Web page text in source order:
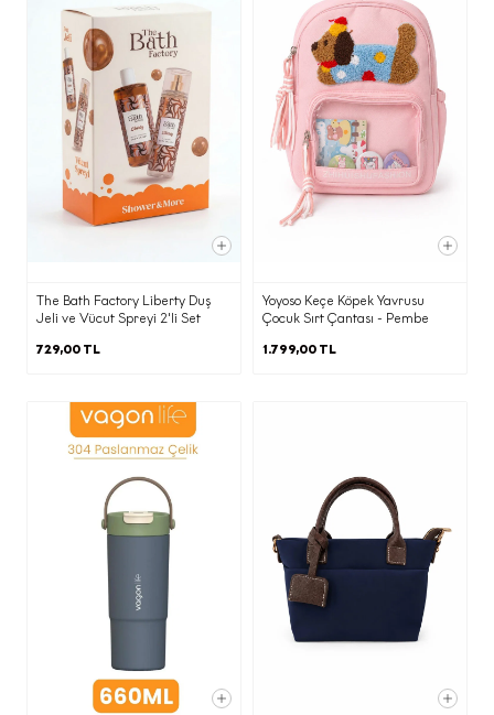
The Bath Factory Liberty Duş
Jeli ve Vücut Spreyi 2'li Set
729,00 TL
Yoyoso Keçe Köpek Yavrusu
Çocuk Sırt Çantası - Pembe
1.799,00 TL
Yetkili kamu kurum ve kuruluşlarından
gelen taleplerin yasal düzenlemeler
ve mevzuat gereği yerine getirilmesi
amacı ile,
Elektronik ticari ileti gönderimi adına
onay ve ret kayıtlarının
yönetilmesine imkan tanıyan İleti
Pazarlama süreçlerinin yürütülmesi
Ticari elektronik ileti gönderimi için
birlikte çalıştığımız ajans ve iş
KVKK’nın 9. Maddesi kapsamında;
İnternet sitesi sunucularımızın ve e-
posta altyapısının yurtdışında olması
nedeniyle yurtdışına